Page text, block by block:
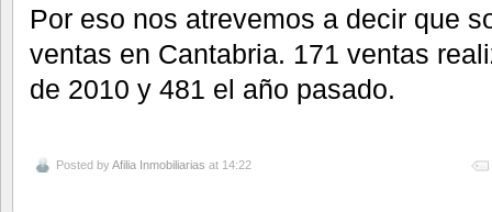
Por eso nos atrevemos a decir que
ventas en Cantabria. 171 ventas
de 2010 y 481 el año pasado.
Posted byAfilia Inmobiliarias at 14:22